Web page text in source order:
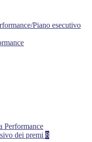
Piano esecutivo
Performance
dei premi 8